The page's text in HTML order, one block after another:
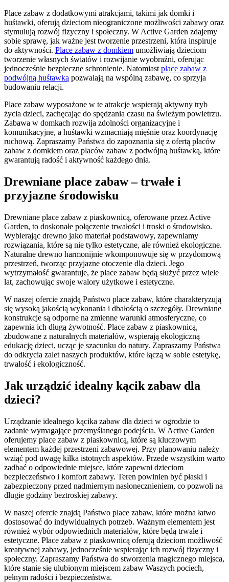
Place zabaw z dodatkowymi atrakcjami, takimi jak domki i
huśtawki, oferują dzieciom nieograniczone możliwości zabawy oraz
stymulują rozwój fizyczny i społeczny. W Active Garden zdajemy
sobie sprawę, jak ważne jest tworzenie przestrzeni, która inspiruje
do aktywności. Place zabaw z domkiem umożliwiają dzieciom
tworzenie własnych światów i rozwijanie wyobraźni, oferując
jednocześnie bezpieczne schronienie. Natomiast place zabaw z
podwójną huśtawką pozwalają na wspólną zabawę, co sprzyja
budowaniu relacji.
Place zabaw wyposażone w te atrakcje wspierają aktywny tryb
życia dzieci, zachęcając do spędzania czasu na świeżym powietrzu.
Zabawa w domkach rozwija zdolności organizacyjne i
komunikacyjne, a huśtawki wzmacniają mięśnie oraz koordynację
ruchową. Zapraszamy Państwa do zapoznania się z ofertą placów
zabaw z domkiem oraz placów zabaw z podwójną huśtawką, które
gwarantują radość i aktywność każdego dnia.
Drewniane place zabaw – trwałe i
przyjazne środowisku
Drewniane place zabaw z piaskownicą, oferowane przez Active
Garden, to doskonałe połączenie trwałości i troski o środowisko.
Wybierając drewno jako materiał podstawowy, zapewniamy
rozwiązania, które są nie tylko estetyczne, ale również ekologiczne.
Naturalne drewno harmonijnie wkomponowuje się w przydomową
przestrzeń, tworząc przyjazne otoczenie dla dzieci. Jego
wytrzymałość gwarantuje, że place zabaw będą służyć przez wiele
lat, zachowując swoje walory użytkowe i estetyczne.
W naszej ofercie znajdą Państwo place zabaw, które charakteryzują
się wysoką jakością wykonania i dbałością o szczegóły. Drewniane
konstrukcje są odporne na zmienne warunki atmosferyczne, co
zapewnia ich długą żywotność. Place zabaw z piaskownicą,
zbudowane z naturalnych materiałów, wspierają ekologiczną
edukację dzieci, ucząc je szacunku do natury. Zapraszamy Państwa
do odkrycia zalet naszych produktów, które łączą w sobie estetykę,
trwałość i ekologiczność.
Jak urządzić idealny kącik zabaw dla
dzieci?
Urządzanie idealnego kącika zabaw dla dzieci w ogrodzie to
zadanie wymagające przemyślanego podejścia. W Active Garden
oferujemy place zabaw z piaskownicą, które są kluczowym
elementem każdej przestrzeni zabawowej. Przy planowaniu należy
wziąć pod uwagę kilka istotnych aspektów. Przede wszystkim warto
zadbać o odpowiednie miejsce, które zapewni dzieciom
bezpieczeństwo i komfort zabawy. Teren powinien być płaski i
zabezpieczony przed nadmiernym nasłonecznieniem, co pozwoli na
długie godziny beztroskiej zabawy.
W naszej ofercie znajdą Państwo place zabaw, które można łatwo
dostosować do indywidualnych potrzeb. Ważnym elementem jest
również wybór odpowiednich materiałów, które będą trwałe i
estetyczne. Place zabaw z piaskownicą oferują dzieciom możliwość
kreatywnej zabawy, jednocześnie wspierając ich rozwój fizyczny i
społeczny. Zapraszamy Państwa do stworzenia magicznego miejsca,
które stanie się ulubionym miejscem zabaw Waszych pociech,
pełnym radości i bezpieczeństwa.